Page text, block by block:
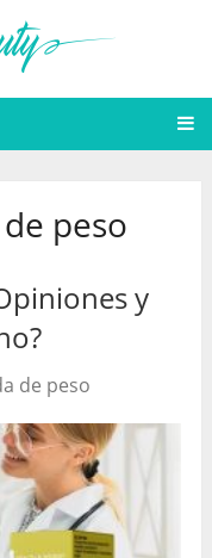
peso
y
de peso